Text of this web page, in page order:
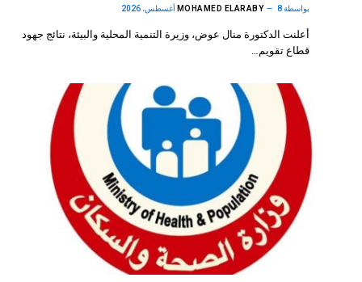
بواسطة MOHAMED ELARABY 8 أغسطس، 2026
أعلنت الدكتورة منال عوض، وزيرة التنمية المحلية والبيئة، نتائج جهود
قطاع تقويم…